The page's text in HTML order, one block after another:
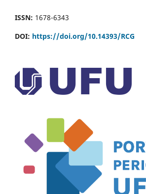
ISSN: 1678-6343
DOI: https://doi.org/10.14393/RCG